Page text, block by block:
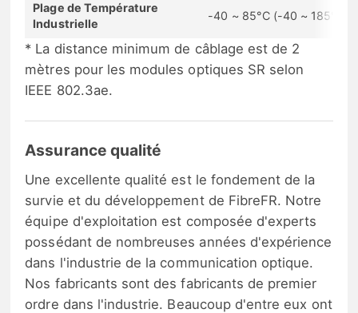
Plage de Température
Industrielle
-40 ~ 85°C (-40 ~ 185°F)
* La distance minimum de câblage est de 2
mètres pour les modules optiques SR selon
IEEE 802.3ae.
Assurance qualité
Une excellente qualité est le fondement de la
survie et du développement de FibreFR. Notre
équipe d'exploitation est composée d'experts
possédant de nombreuses années d'expérience
dans l'industrie de la communication optique.
Nos fabricants sont des fabricants de premier
ordre dans l'industrie. Beaucoup d'entre eux ont